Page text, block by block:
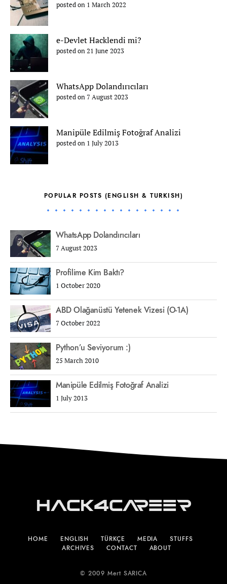
posted on 1 March 2022
e-Devlet Hacklendi mi?
posted on 21 June 2023
WhatsApp Dolandırıcıları
posted on 7 August 2023
Manipüle Edilmiş Fotoğraf Analizi
posted on 1 July 2013
POPULAR POSTS (ENGLISH & TURKISH)
WhatsApp Dolandırıcıları
7 August 2023
Profilime Kim Baktı?
1 October 2020
ABD Olağanüstü Yetenek Vizesi (O-1A)
7 October 2022
Python’u Seviyorum :)
25 March 2010
Manipüle Edilmiş Fotoğraf Analizi
1 July 2013
Hack4Career
HOME ENGLISH TÜRKÇE MEDIA
STUFFS
ARCHIVES
CONTACT ABOUT
© 2009 Mert SARICA